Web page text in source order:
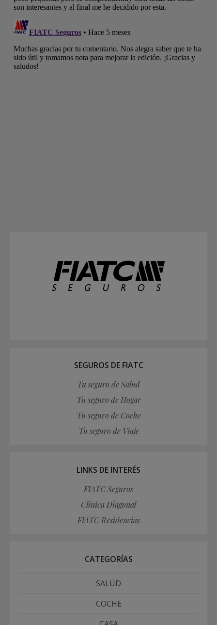
SEGUROS DE FIATC
Tu seguro de Salud
Tu seguro de Hogar
Tu seguro de Coche
Tu seguro de Viaje
LINKS DE INTERÉS
FIATC Seguros
Clínica Diagonal
FIATC Residencias
CATEGORÍAS
SALUD
COCHE